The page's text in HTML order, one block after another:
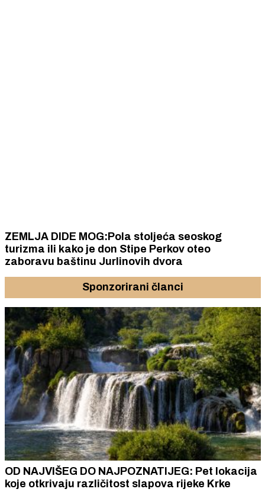
ZEMLJA DIDE MOG:Pola stoljeća seoskog
turizma ili kako je don Stipe Perkov oteo
zaboravu baštinu Jurlinovih dvora
Sponzorirani članci
OD NAJVIŠEG DO NAJPOZNATIJEG: Pet lokacija
koje otkrivaju različitost slapova rijeke Krke